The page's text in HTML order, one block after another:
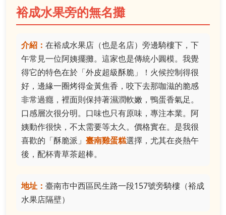
裕成水果旁的無名攤
介紹： 在裕成水果店（也是名店）旁邊騎樓下，下
午常見一位阿姨擺攤。這家也是傳統小圓模。我覺
得它的特色在於「外皮超級酥脆」！火候控制得很
好，邊緣一圈烤得金黃焦香，咬下去那咖滋的脆感
非常過癮，裡面則保持著濕潤軟嫩，鴨蛋香氣足。
口感層次很分明。口味也只有原味，專注本業。阿
姨動作很快，不太需要等太久。價格實在。是我很
喜歡的「酥脆派」 臺南雞蛋糕選擇，尤其在炎熱午
後，配杯青草茶超棒。
地址： 臺南市中西區民生路一段157號旁騎樓（裕成
水果店隔壁）